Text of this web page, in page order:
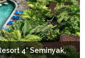
4* Seminyak,